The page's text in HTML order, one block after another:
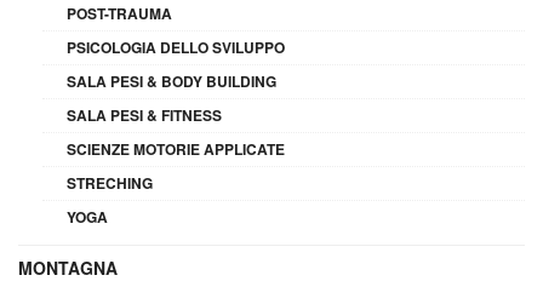
POST-TRAUMA
PSICOLOGIA DELLO SVILUPPO
SALA PESI & BODY BUILDING
SALA PESI & FITNESS
SCIENZE MOTORIE APPLICATE
STRECHING
YOGA
MONTAGNA